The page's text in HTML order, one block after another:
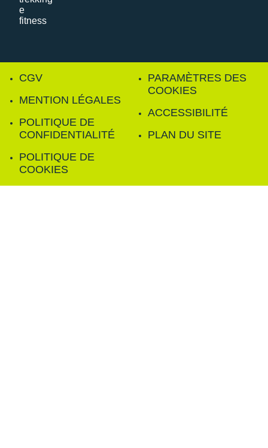
CGV
MENTION LÉGALES
POLITIQUE DE
CONFIDENTIALITÉ
POLITIQUE DE
COOKIES
PARAMÈTRES DES
COOKIES
ACCESSIBILITÉ
PLAN DU SITE